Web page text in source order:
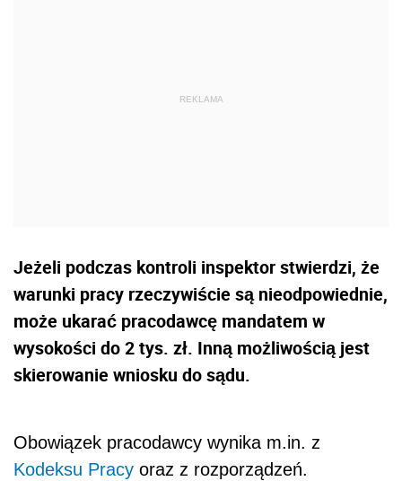
REKLAMA
Jeżeli podczas kontroli inspektor stwierdzi, że
warunki pracy rzeczywiście są nieodpowiednie,
może ukarać pracodawcę mandatem w
wysokości do 2 tys. zł. Inną możliwością jest
skierowanie wniosku do sądu.
Obowiązek pracodawcy wynika m.in. z
Kodeksu Pracy oraz z rozporządzeń.